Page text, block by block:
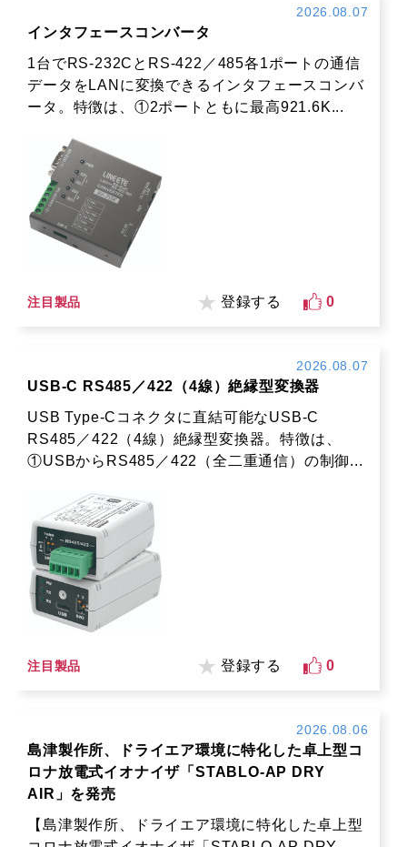
2026.08.07
インタフェースコンバータ
1台でRS-232CとRS-422／485各1ポートの通信
データをLANに変換できるインタフェースコンバ
ータ。特徴は、①2ポートともに最高921.6K...
注目製品 登録する 0
2026.08.07
USB-C RS485／422（4線）絶縁型変換器
USB Type-Cコネクタに直結可能なUSB-C
RS485／422（4線）絶縁型変換器。特徴は、
①USBからRS485／422（全二重通信）の制御...
注目製品 登録する 0
2026.08.06
島津製作所、ドライエア環境に特化した卓上型コ
ロナ放電式イオナイザ「STABLO-AP DRY
AIR」を発売
【島津製作所、ドライエア環境に特化した卓上型